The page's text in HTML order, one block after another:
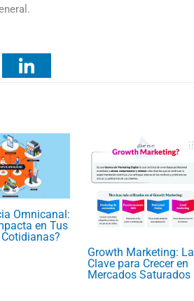
Omnicanal:
en Tus
Growth Marketing: La
Clave para Crecer en
Mercados Saturados